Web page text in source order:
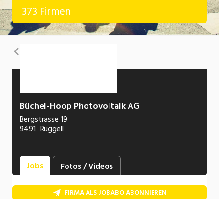
373 Firmen
Büchel-Hoop Photovoltaik AG
Bergstrasse 19
9491 Ruggell
Jobs Fotos / Videos
FIRMA ALS JOBABO ABONNIEREN